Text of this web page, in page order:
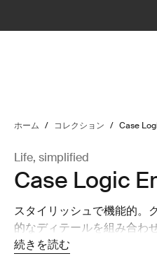
ホーム / コレクション / Case
Life, simplified
Case Logic
スタイリッシュで機能的。
的なディテールを組み合わ
カメラバッグのコレクション
続きを読む